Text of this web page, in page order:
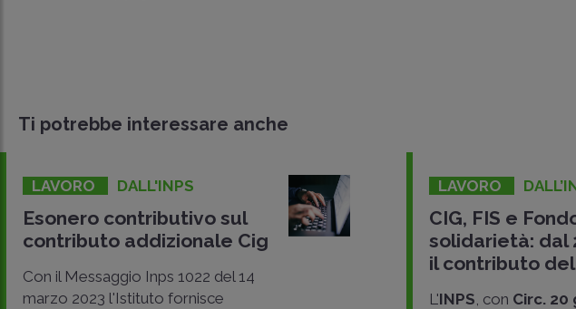
Ti potrebbe interessare anche
LAVORO DALL'INPS
Esonero contributivo sul
contributo addizionale Cig
Con il Messaggio Inps 1022 del 14
marzo 2023 l'Istituto fornisce
LAVORO
CIG, FIS e
solidarietà: dal
il contributo
L'INPS , con Circ. 20